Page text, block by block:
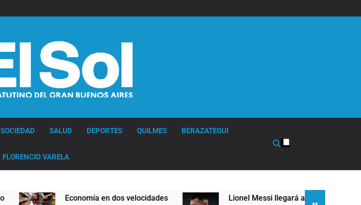
SOCIEDAD SALUD DEPORTES QUILMES BERAZATEGUI
FLORENCIO VARELA
Economía en dos velocidades Lionel Messi llegará a Rosario para